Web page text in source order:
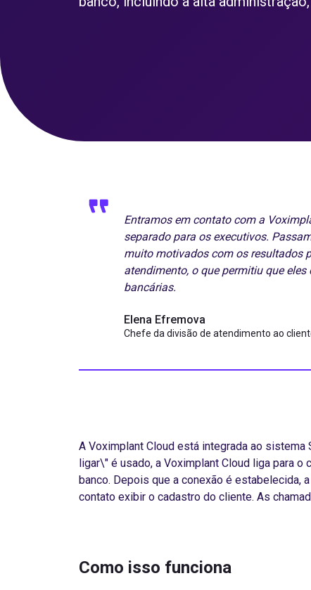
Entramos em contato com a
separado para os executivos.
muito motivados com os resultados
atendimento, o que permitiu que
bancárias.
Elena Efremova
Chefe da divisão de atendimento ao
A Voximplant Cloud está integrada ao
ligar\" é usado, a Voximplant Cloud liga para
banco. Depois que a conexão é estabelecida,
contato exibir o cadastro do cliente. As
Como isso funciona